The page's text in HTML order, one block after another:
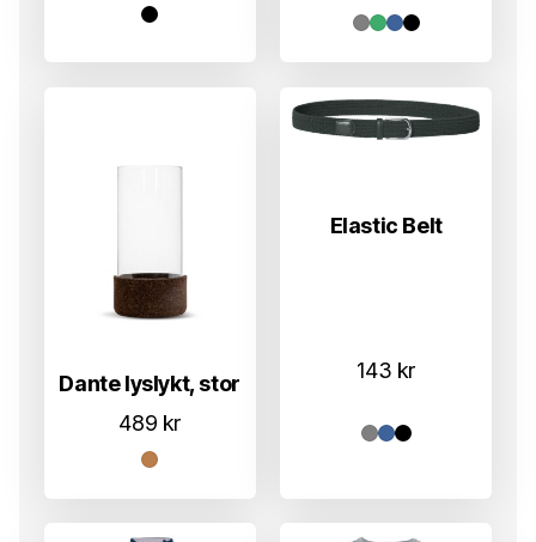
Dante lyslykt, stor
489 kr
Elastic Belt
143 kr